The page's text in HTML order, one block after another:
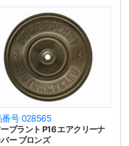
番号 028565
プラント P16 エアクリーナ
ー ブロンズ